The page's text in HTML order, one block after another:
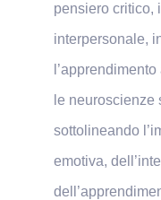
pensiero critico,
interpersonale,
le neuroscienze
sottolineando
emotiva,